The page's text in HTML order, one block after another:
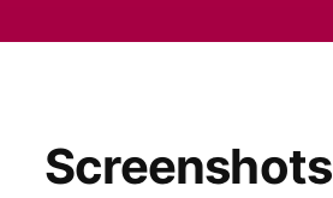
Screenshots